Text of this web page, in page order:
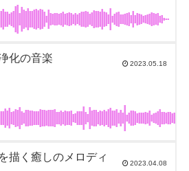
化の音楽
2023.05.18
描く癒しのメロディ
2023.04.08